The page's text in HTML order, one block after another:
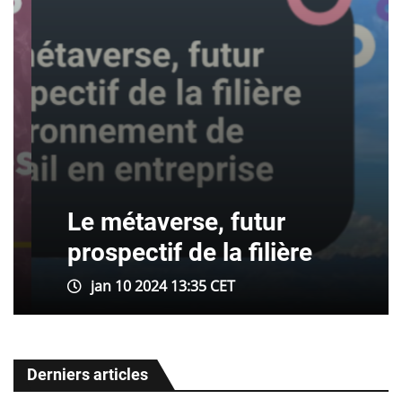
Le métaverse, futur
prospectif de la filière
jan 10 2024 13:35 CET
Derniers articles